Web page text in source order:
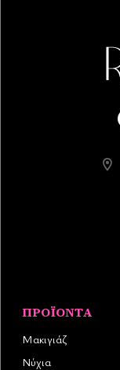
ΠΡΟΪΌΝΤΑ
Μακιγιάζ
Νύχια